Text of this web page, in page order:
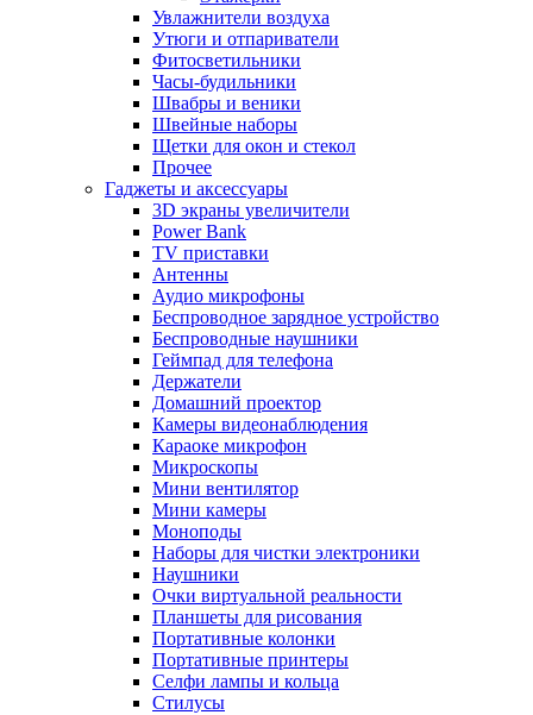
Увлажнители воздуха
Утюги и отпариватели
Фитосветильники
Часы-будильники
Швабры и веники
Швейные наборы
Щетки для окон и стекол
Прочее
Гаджеты и аксессуары
3D экраны увеличители
Power Bank
TV приставки
Антенны
Аудио микрофоны
Беспроводное зарядное устройство
Беспроводные наушники
Геймпад для телефона
Держатели
Домашний проектор
Камеры видеонаблюдения
Караоке микрофон
Микроскопы
Мини вентилятор
Мини камеры
Моноподы
Наборы для чистки электроники
Наушники
Очки виртуальной реальности
Планшеты для рисования
Портативные колонки
Портативные принтеры
Селфи лампы и кольца
Стилусы